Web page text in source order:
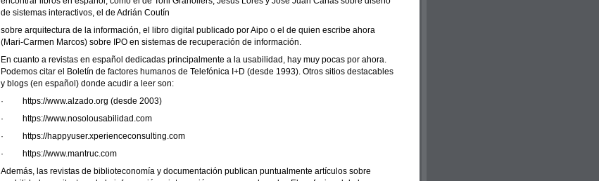
de sistemas interactivos, el de Adrián Coutín
sobre arquitectura de la información, el libro digital publicado por Aipo o el de quien escribe ahora
(Mari-Carmen Marcos) sobre IPO en sistemas de recuperación de información.
En cuanto a revistas en español dedicadas principalmente a la usabilidad, hay muy pocas por ahora.
Podemos citar el Boletín de factores humanos de Telefónica I+D (desde 1993). Otros sitios destacables
y blogs (en español) donde acudir a leer son:
· https://www.alzado.org (desde 2003)
· https://www.nosolousabilidad.com
· https://happyuser.xperienceconsulting.com
· https://www.mantruc.com
Además, las revistas de biblioteconomía y documentación publican puntualmente artículos sobre